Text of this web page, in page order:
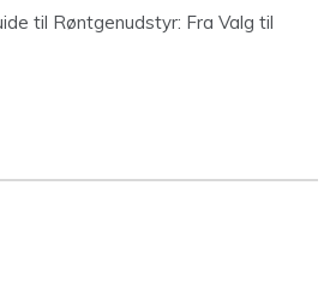
til Røntgenudstyr: Fra Valg til